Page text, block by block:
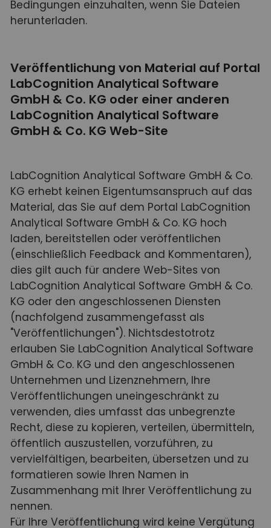
Bedingungen einzuhalten, wenn Sie Dateien
herunterladen.
Veröffentlichung von Material auf Portal
LabCognition Analytical Software
GmbH & Co. KG oder einer anderen
LabCognition Analytical Software
GmbH & Co. KG Web-Site
LabCognition Analytical Software GmbH & Co.
KG erhebt keinen Eigentumsanspruch auf das
Material, das Sie auf dem Portal LabCognition
Analytical Software GmbH & Co. KG hoch
laden, bereitstellen oder veröffentlichen
(einschließlich Feedback and Kommentaren),
dies gilt auch für andere Web-Sites von
LabCognition Analytical Software GmbH & Co.
KG oder den angeschlossenen Diensten
(nachfolgend zusammengefasst als
"Veröffentlichungen"). Nichtsdestotrotz
erlauben Sie LabCognition Analytical Software
GmbH & Co. KG und den angeschlossenen
Unternehmen und Lizenznehmern, Ihre
Veröffentlichungen uneingeschränkt zu
verwenden, dies umfasst das unbegrenzte
Recht, diese zu kopieren, verteilen, übermitteln,
öffentlich auszustellen, vorzuführen, zu
vervielfältigen, bearbeiten, übersetzen und zu
formatieren sowie Ihren Namen in
Zusammenhang mit Ihrer Veröffentlichung zu
nennen.
Für Ihre Veröffentlichung wird keine Vergütung